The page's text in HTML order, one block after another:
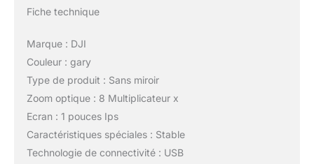
Fiche technique
Marque : DJI
Couleur : gary
Type de produit : Sans miroir
Zoom optique : 8 Multiplicateur x
Ecran : 1 pouces Ips
Caractéristiques spéciales : Stable
Technologie de connectivité : USB